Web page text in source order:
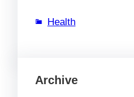
Health
Archive